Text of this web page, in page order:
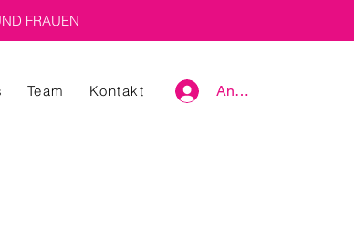
FRAUEN
Team Kontakt Anmelden